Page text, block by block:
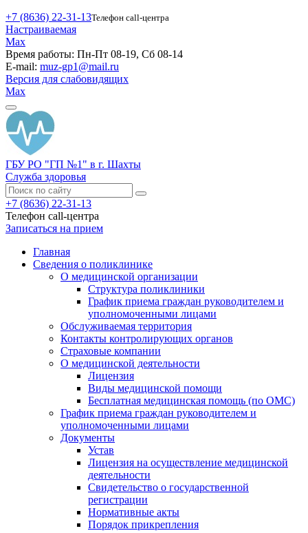
+7 (8636) 22-31-13Телефон call-центра
Настраиваемая
Max
Время работы: Пн-Пт 08-19, Сб 08-14
E-mail: muz-gp1@mail.ru
Версия для слабовидящих
Max
ГБУ РО "ГП №1" в г. Шахты
Служба здоровья
+7 (8636) 22-31-13
Телефон call-центра
Записаться на прием
Главная
Сведения о поликлинике
О медицинской организации
Структура поликлиники
График приема граждан руководителем и
уполномоченными лицами
Обслуживаемая территория
Контакты контролирующих органов
Страховые компании
О медицинской деятельности
Лицензия
Виды медицинской помощи
Бесплатная медицинская помощь (по ОМС)
График приема граждан руководителем и
уполномоченными лицами
Документы
Устав
Лицензия на осуществление медицинской
деятельности
Свидетельство о государственной
регистрации
Нормативные акты
Порядок прикрепления